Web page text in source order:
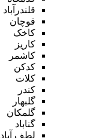
قلندرآباد
قوچان
کاخک
کاریز
کاشمر
کدکن
کلات
کندر
گلبهار
گلمکان
گناباد
لطف آباد